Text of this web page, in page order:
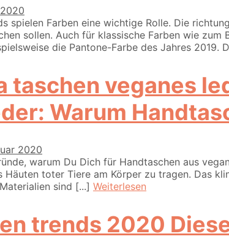
spielen Farben eine wichtige Rolle. Die
sollen. Auch für klassische Farben wie
die Pantone-Farbe des Jahres 2019.
Warum
2020
warum Du Dich für Handtaschen aus
Häuten toter Tiere am Körper zu tragen. Das
sind [...] Weiterlesen